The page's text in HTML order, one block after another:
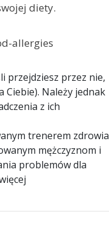
diety.
allergies
przejdziesz przez nie,
Należy jednak
z ich
trenerem zdrowia
mężczyznom i
problemów dla